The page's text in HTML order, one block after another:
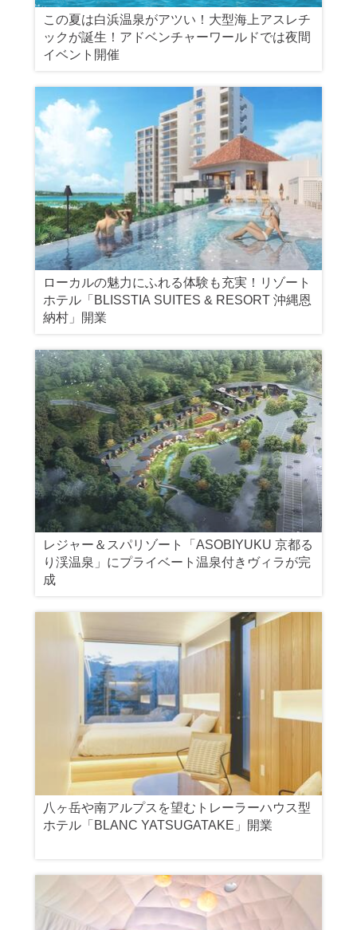
この夏は白浜温泉がアツい！大型海上アスレチ
ックが誕生！アドベンチャーワールドでは夜間
イベント開催
ローカルの魅力にふれる体験も充実！リゾート
ホテル「BLISSTIA SUITES & RESORT 沖縄恩
納村」開業
レジャー＆スパリゾート「ASOBIYUKU 京都る
り渓温泉」にプライベート温泉付きヴィラが完
成
八ヶ岳や南アルプスを望むトレーラーハウス型
ホテル「BLANC YATSUGATAKE」開業